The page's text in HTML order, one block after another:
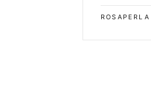
ROSAPERLA